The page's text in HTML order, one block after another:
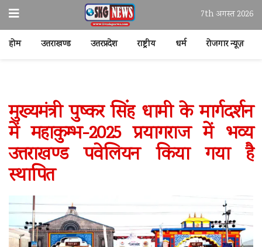
7th अगस्त 2026
होम उत्तराखण्ड उत्तरप्रदेश राष्ट्रीय धर्म रोजगार न्यूज़
मुख्यमंत्री पुष्कर सिंह धामी के मार्गदर्शन
में महाकुम्भ-2025 प्रयागराज में भव्य
उत्तराखण्ड पवेलियन किया गया है
स्थापित